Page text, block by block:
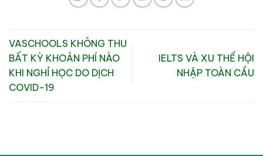
VASCHOOLS KHÔNG THU
BẤT KỲ KHOẢN PHÍ NÀO
KHI NGHỈ HỌC DO DỊCH
COVID-19
IELTS VÀ XU THẾ HỘI
NHẬP TOÀN CẦU